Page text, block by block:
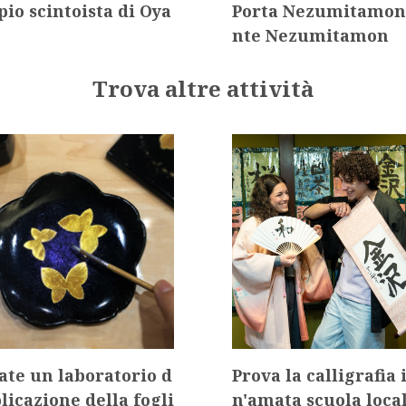
scintoista di Oya
Porta Nezumitamon
nte Nezumitamon
Trova altre attività
un laboratorio d
della fogli
Prova la calligrafia
n'amata scuola